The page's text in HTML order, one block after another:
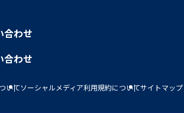
合わせ
合わせ
いてソーシャルメディア利用規約についてサイトマップ